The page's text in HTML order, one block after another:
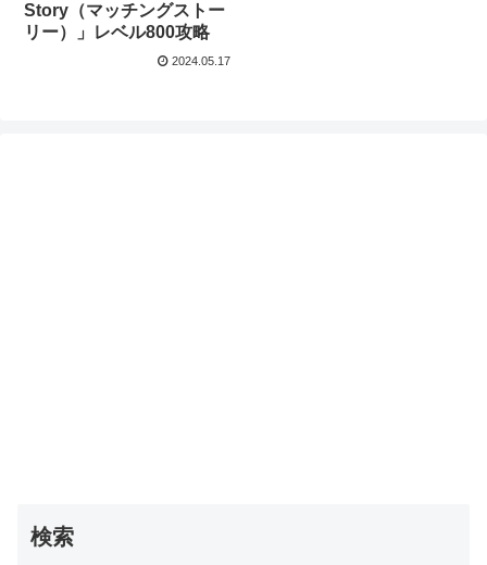
Story（マッチングストー
リー）」レベル800攻略
2024.05.17
検索